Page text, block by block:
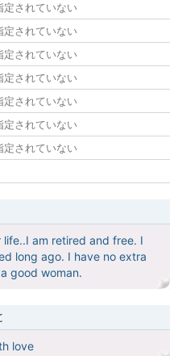
定されていない
定されていない
定されていない
定されていない
定されていない
定されていない
定されていない
am retired and free. I
long ago. I have no extra
good woman.
love